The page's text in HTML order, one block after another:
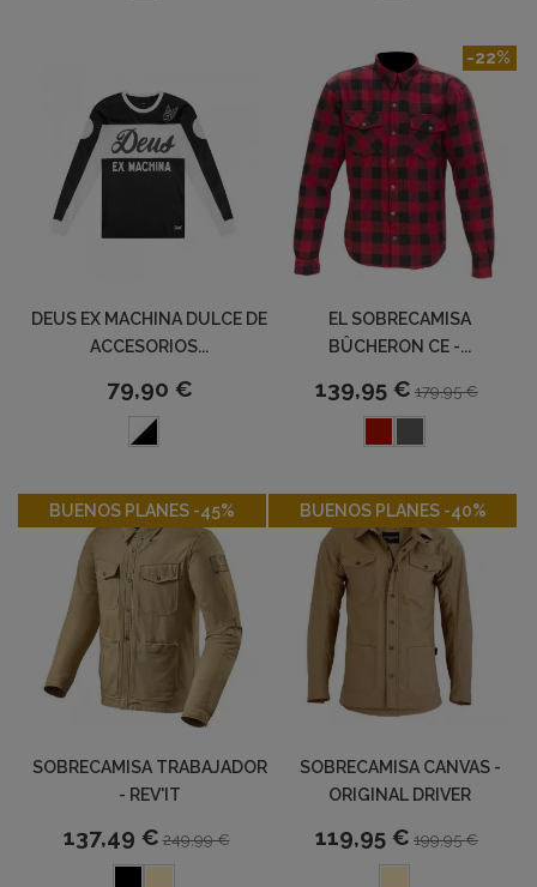
DEUS EX MACHINA DULCE DE
ACCESORIOS...
79,90 €
EL SOBRECAMISA
BÛCHERON CE -...
139,95 € 179,95 €
-22%
BUENOS PLANES -45%
SOBRECAMISA TRABAJADOR
- REV'IT
137,49 € 249,99 €
-45% BUENOS PLANES -40%
SOBRECAMISA CANVAS -
ORIGINAL DRIVER
119,95 € 199,95 €
-40%